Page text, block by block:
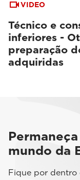
VIDEO
Técnico e
inferiores -
preparação
adquiridas
mundo da
Fique por dentro